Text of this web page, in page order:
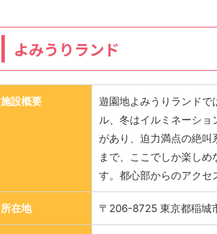
よみうりランド
施設概要
遊園地よみうりランドで
ル、冬はイルミネーシ
があり、迫力満点の絶叫
まで、ここでしか楽し
す。都心部からのアクセ
所在地 〒206-8725 東京都稲城